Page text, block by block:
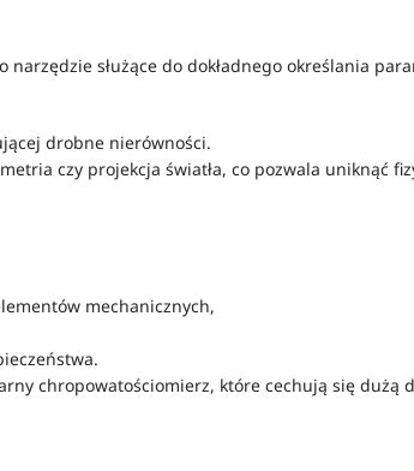
narzędzie służące do dokładnego określania
drobne nierówności.
czy projekcja światła, co pozwala uniknąć
mechanicznych,
chropowatościomierz, które cechują się dużą